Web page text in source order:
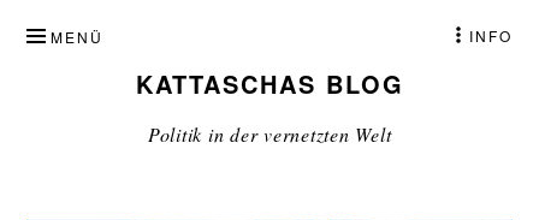
INHALT
SPRINGENKATTASCHAS BLOG
Politik in der vernetzten Welt
MENÜ INFO